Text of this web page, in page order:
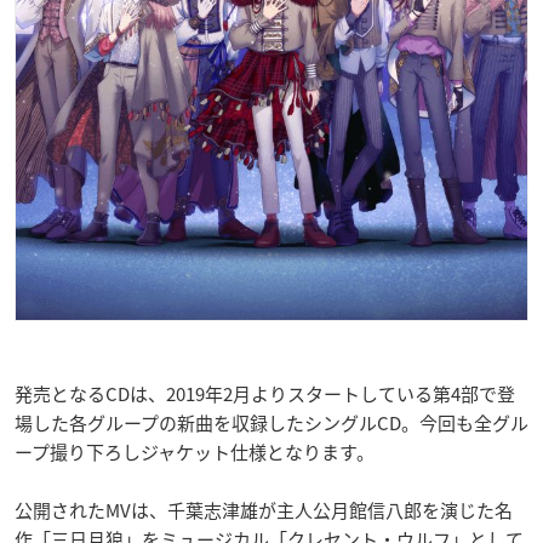
発売となるCDは、2019年2月よりスタートしている第4部で登
場した各グループの新曲を収録したシングルCD。今回も全グル
ープ撮り下ろしジャケット仕様となります。
公開されたMVは、千葉志津雄が主人公月館信八郎を演じた名